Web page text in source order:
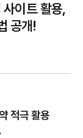
이트 활용,
공개!
적극 활용